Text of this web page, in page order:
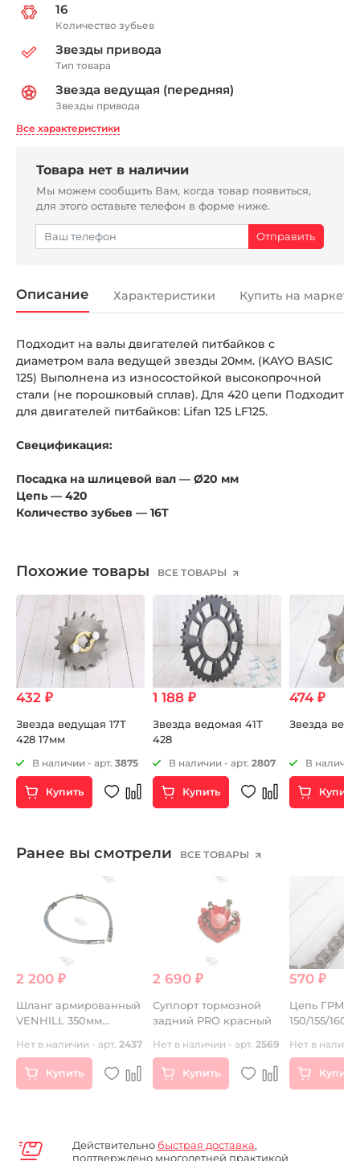
16
Количество зубьев
Звезды привода
Тип товара
Звезда ведущая (передняя)
Звезды привода
Все характеристики
Товара нет в наличии
Мы можем сообщить Вам, когда товар появиться,
для этого оставьте телефон в форме ниже.
Описание Характеристики Купить на
Подходит на валы двигателей питбайков c
диаметром вала ведущей звезды 20мм. (KAYO BASIC
125) Выполнена из износостойкой высокопрочной
стали (не порошковый сплав). Для 420 цепи Подходит
для двигателей питбайков: Lifan 125 LF125.
Свецификация:
Посадка на шлицевой вал — Ø20 мм
Цепь — 420
Количество зубьев — 16T
Похожие товары ВСЕ ТОВАРЫ
432 ₽
Звезда ведущая 17Т
428 17мм
В наличии - арт. 3875
Купить
1 188 ₽
Звезда ведомая 41Т
428
В наличии - арт. 2807
Купить
474 ₽
Звезда
В наличии
Купить
Ранее вы смотрели ВСЕ ТОВАРЫ
2 200 ₽
Шланг армированный
VENHILL 350мм
Нет в наличии - арт. 2437
Купить
2 690 ₽
Суппорт тормозной
задний PRO красный
Нет в наличии - арт. 2569
Купить
570 ₽
Цепь ГРМ
150/155/160
Нет в
Купить
Действительно быстрая доставка,
подтверждено многолетней практикой